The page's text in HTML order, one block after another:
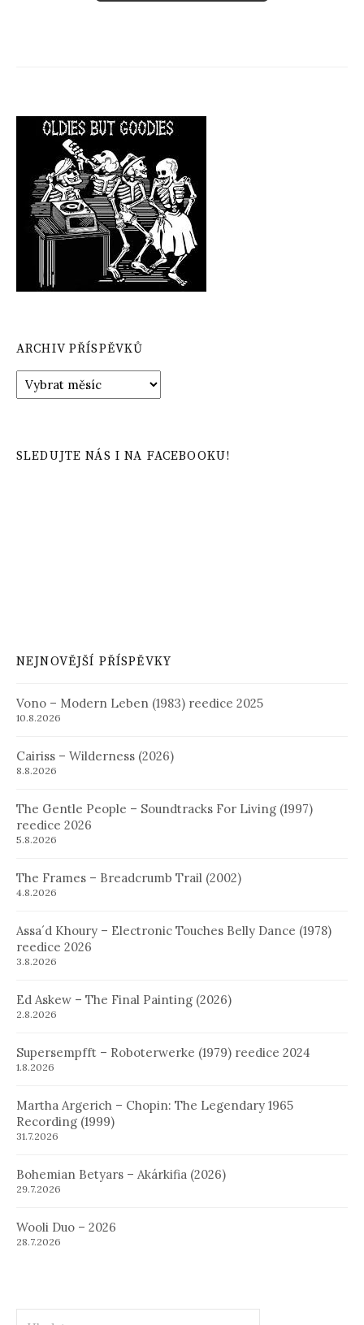
ARCHIV PŘÍSPĚVKŮ
Archiv
příspěvků
SLEDUJTE NÁS I NA FACEBOOKU!
NEJNOVĚJŠÍ PŘÍSPĚVKY
Vono – Modern Leben (1983) reedice 2025
10.8.2026
Cairiss – Wilderness (2026)
8.8.2026
The Gentle People – Soundtracks For Living (1997)
reedice 2026
5.8.2026
The Frames – Breadcrumb Trail (2002)
4.8.2026
Assa´d Khoury – Electronic Touches Belly Dance (1978)
reedice 2026
3.8.2026
Ed Askew – The Final Painting (2026)
2.8.2026
Supersempfft – Roboterwerke (1979) reedice 2024
1.8.2026
Martha Argerich – Chopin: The Legendary 1965
Recording (1999)
31.7.2026
Bohemian Betyars – Akárkifia (2026)
29.7.2026
Wooli Duo – 2026
28.7.2026